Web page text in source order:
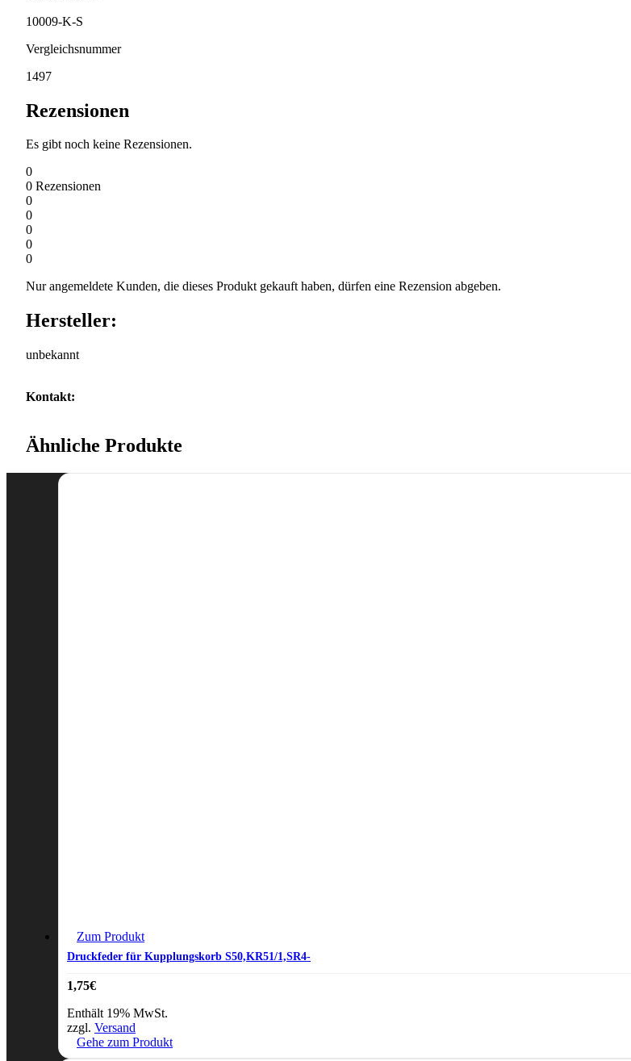
10009-K-S
Vergleichsnummer
1497
Rezensionen
Es gibt noch keine Rezensionen.
0
0 Rezensionen
0
0
0
0
0
Nur angemeldete Kunden, die dieses Produkt gekauft haben, dürfen eine Rezension abgeben.
Hersteller:
unbekannt
Kontakt:
Ähnliche Produkte
Zum Produkt
Druckfeder für Kupplungskorb S50,KR51/1,SR4-
1,75€
Enthält 19% MwSt.
zzgl. Versand
Gehe zum Produkt